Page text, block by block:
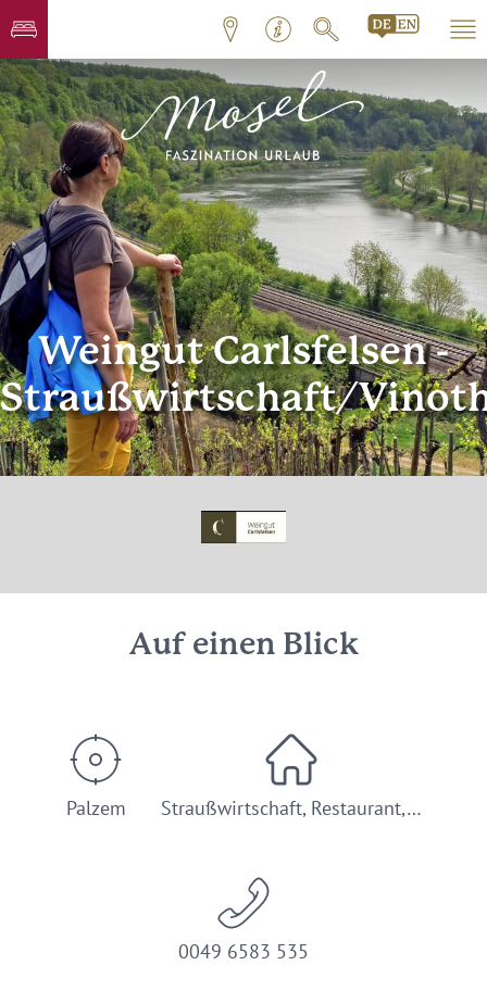
Weingut Carlsfelsen -
Straußwirtschaft/
Auf einen Blick
Palzem Straußwirtschaft, Restaurant,…
0049 6583 535